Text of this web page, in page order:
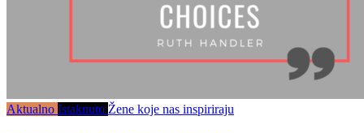
Aktualno Istaknuto Žene koje nas inspiriraju